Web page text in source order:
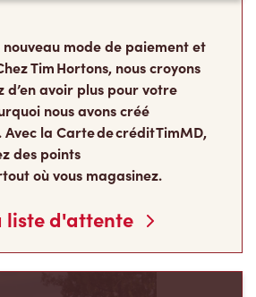
mode de paiement et
Tim Hortons, nous croyons
d’en avoir plus pour votre
nous avons créé
Avec la Carte de crédit TimMD,
des points
où vous magasinez.
liste d'attente